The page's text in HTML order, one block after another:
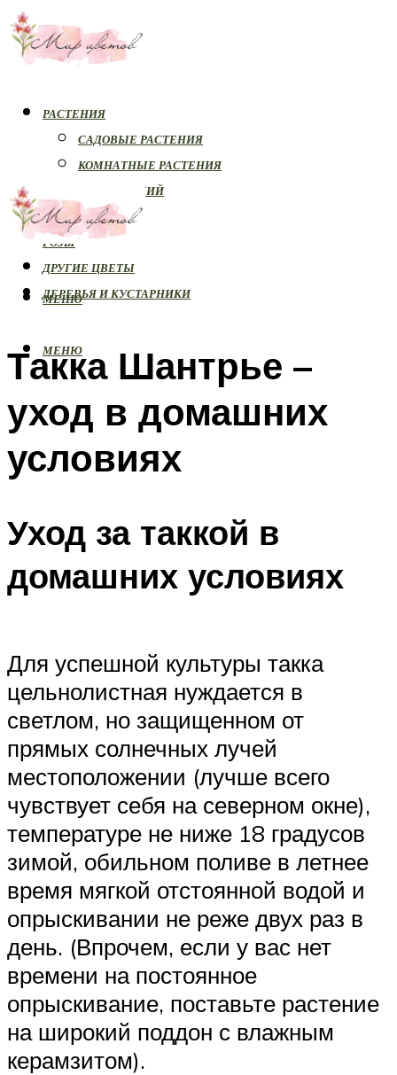
РАСТЕНИЯ
САДОВЫЕ РАСТЕНИЯ
КОМНАТНЫЕ РАСТЕНИЯ
БОЛЕЗНИ РАСТЕНИЙ
ОРХИДЕИ
РОЗЫ
ДРУГИЕ ЦВЕТЫ
ДЕРЕВЬЯ И КУСТАРНИКИ
МЕНЮ
МЕНЮ
Такка Шантрье –
уход в домашних
условиях
Уход за таккой в
домашних условиях
Для успешной культуры такка
цельнолистная нуждается в
светлом, но защищенном от
прямых солнечных лучей
местоположении (лучше всего
чувствует себя на северном окне),
температуре не ниже 18 градусов
зимой, обильном поливе в летнее
время мягкой отстоянной водой и
опрыскивании не реже двух раз в
день. (Впрочем, если у вас нет
времени на постоянное
опрыскивание, поставьте растение
на широкий поддон с влажным
керамзитом).